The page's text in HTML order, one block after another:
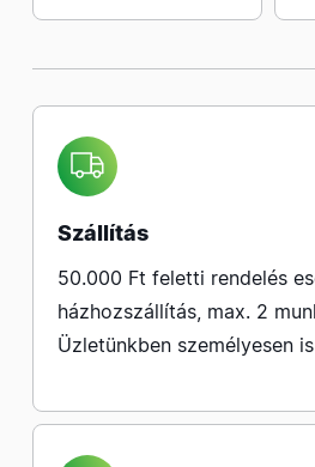
Szállítás
50.000 Ft feletti rendelés
házhozszállítás, max. 2
Üzletünkben személyesen